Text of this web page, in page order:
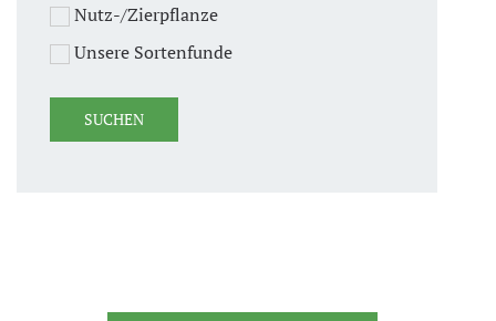
Nutz-/Zierpflanze
Unsere Sortenfunde